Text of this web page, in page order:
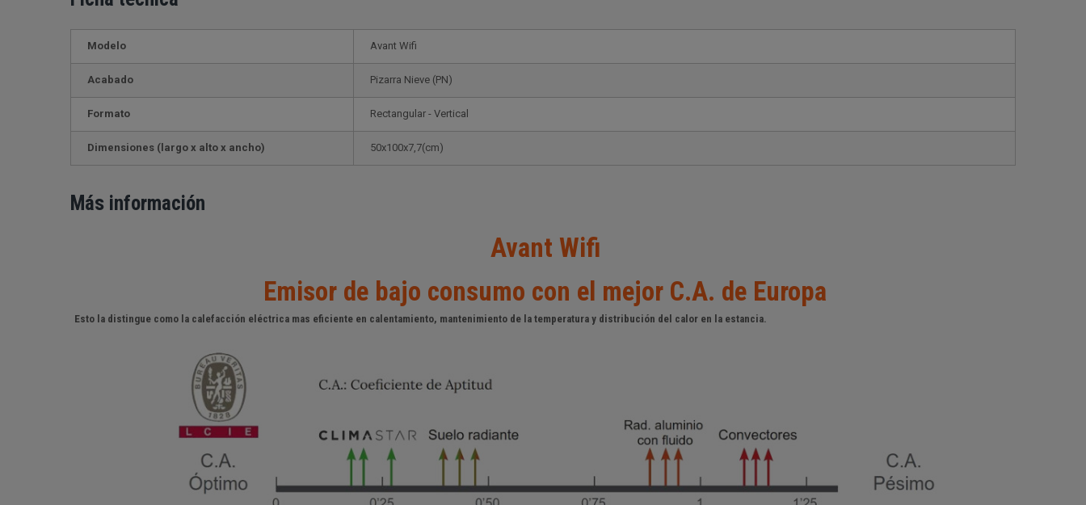
Modelo Avant Wifi
Acabado Pizarra Nieve (PN)
Formato Rectangular - Vertical
Dimensiones (largo x alto x ancho) 50x100x7,7(cm)
Más información
Avant Wifi
Emisor de bajo consumo con el mejor C.A. de Europa
Esto la distingue como la calefacción eléctrica mas eficiente en calentamiento, mantenimiento de la temperatura y distribución del calor en la estancia.